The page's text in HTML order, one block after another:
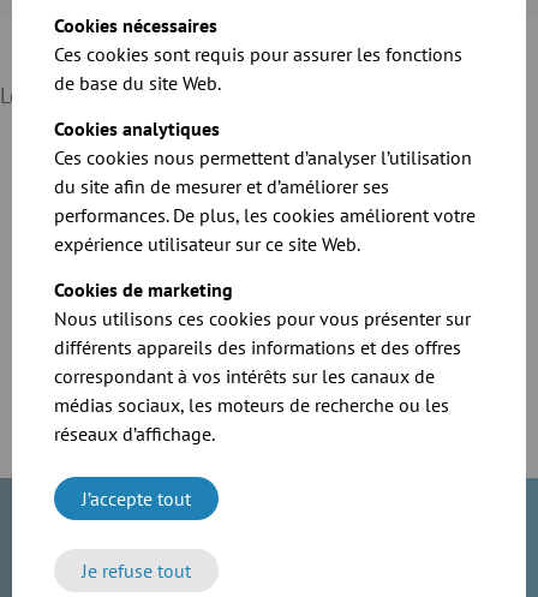
Cookies nécessaires
Ces cookies sont requis pour assurer les fonctions
de base du site Web.
Cookies analytiques
Ces cookies nous permettent d’analyser l’utilisation
du site afin de mesurer et d’améliorer ses
performances. De plus, les cookies améliorent votre
expérience utilisateur sur ce site Web.
Cookies de marketing
Nous utilisons ces cookies pour vous présenter sur
différents appareils des informations et des offres
correspondant à vos intérêts sur les canaux de
médias sociaux, les moteurs de recherche ou les
réseaux d’affichage.
J’accepte tout
Je refuse tout
Le système de serrage JACOB
En visionnant la vidéo, vous acceptez que vos
données soient transmises à Youtube et déclarez
avoir lu lapolitique de confidentialité.